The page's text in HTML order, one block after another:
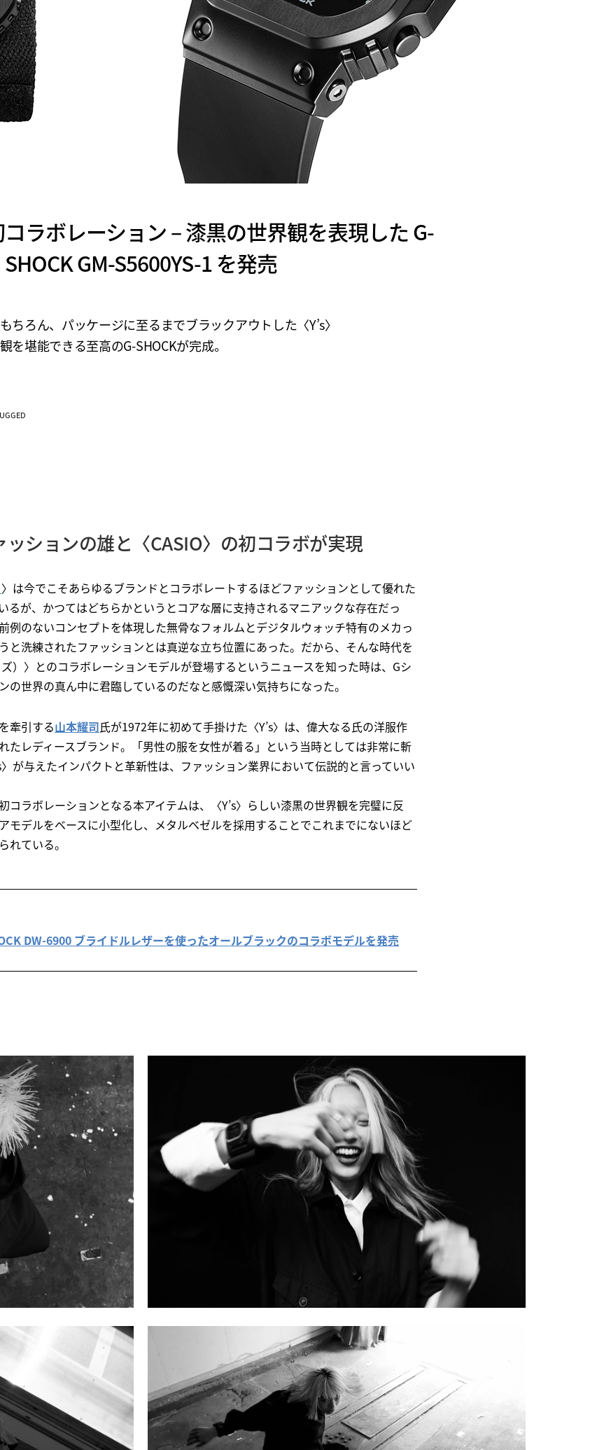
コラボレーション – 漆黒の世界観を表現した G-
SHOCK GM-S5600YS-1 を発売
ちろん、パッケージに至るまでブラックアウトした〈Y’s〉
を堪能できる至高のG-SHOCKが完成。
ッションの雄と〈CASIO〉の初コラボが実現
〉は今でこそあらゆるブランドとコラボレートするほどファッションとして優れた
るが、かつてはどちらかというとコアな層に支持されるマニアックな存在だっ
例のないコンセプトを体現した無骨なフォルムとデジタルウォッチ特有のメカっ
と洗練されたファッションとは真逆な立ち位置にあった。だから、そんな時代を
）〉とのコラボレーションモデルが登場するというニュースを知った時は、Gシ
の世界の真ん中に君臨しているのだなと感慨深い気持ちになった。
牽引する山本耀司氏が1972年に初めて手掛けた〈Y’s〉は、偉大なる氏の洋服作
たレディースブランド。「男性の服を女性が着る」という当時としては非常に斬
が与えたインパクトと革新性は、ファッション業界において伝説的と言っていい
コラボレーションとなる本アイテムは、〈Y’s〉らしい漆黒の世界観を完璧に反
モデルをベースに小型化し、メタルベゼルを採用することでこれまでにないほど
れている。
DW-6900 ブライドルレザーを使ったオールブラックのコラボモデルを発売